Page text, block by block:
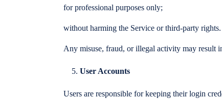
for professional purposes only;
without harming the Service or third-party rights.
Any misuse, fraud, or illegal activity may result
User Accounts
Users are responsible for keeping their login